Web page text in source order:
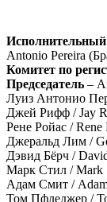
Antonio Pereira
Комитет по
Председатель –
Луиз Антонио
Джей Рифф / Jay
Рене Ройас /
Джеральд Лим /
Дэвид Бёрч /
Марк Стил /
Адам Смит /
Том Пфледжер /